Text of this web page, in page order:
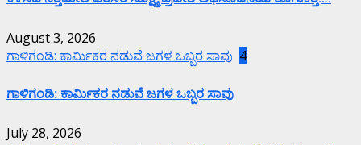
August 3, 2026
ಗಾಳಿಗಂಡಿ: ಕಾರ್ಮಿಕರ ನಡುವೆ ಜಗಳ ಒಬ್ಬರ ಸಾವು 4
ಗಾಳಿಗಂಡಿ: ಕಾರ್ಮಿಕರ ನಡುವೆ ಜಗಳ ಒಬ್ಬರ ಸಾವು
July 28, 2026